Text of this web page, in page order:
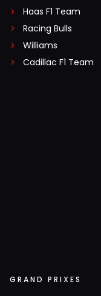
Haas F1 Team
Racing Bulls
Williams
Cadillac F1 Team
GRAND PRIXES